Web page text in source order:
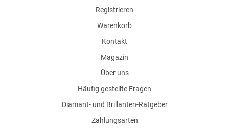
Registrieren
Warenkorb
Kontakt
Magazin
Über uns
Häufig gestellte Fragen
Diamant- und Brillanten-Ratgeber
Zahlungsarten